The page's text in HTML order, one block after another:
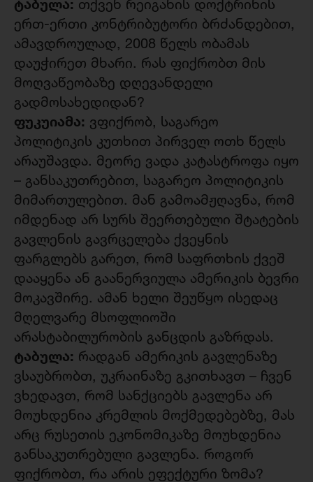
ტაბულა: თქვენ რეიგანის დოქტრინის
ერთ-ერთი კონტრიბუტორი ბრძანდებით,
ამავდროულად, 2008 წელს ობამას
დაუჭირეთ მხარი. რას ფიქრობთ მის
მოღვაწეობაზე დღევანდელი
გადმოსახედიდან?
ფუკუიამა: ვფიქრობ, საგარეო
პოლიტიკის კუთხით პირველ ოთხ წელს
არაუშავდა. მეორე ვადა კატასტროფა იყო
– განსაკუთრებით, საგარეო პოლიტიკის
მიმართულებით. მან გამოამჟღავნა, რომ
იმდენად არ სურს შეერთებული შტატების
გავლენის გავრცელება ქვეყნის
ფარგლებს გარეთ, რომ საფრთხის ქვეშ
დააყენა ან გაანერვიულა ამერიკის ბევრი
მოკავშირე. ამან ხელი შეუწყო ისედაც
მღელვარე მსოფლიოში
არასტაბილურობის განცდის გაზრდას.
ტაბულა: რადგან ამერიკის გავლენაზე
ვსაუბრობთ, უკრაინაზე გკითხავთ – ჩვენ
ვხედავთ, რომ სანქციებს გავლენა არ
მოუხდენია კრემლის მოქმედებებზე, მას
არც რუსეთის ეკონომიკაზე მოუხდენია
განსაკუთრებული გავლენა. როგორ
ფიქრობთ, რა არის ეფექტური ზომა?